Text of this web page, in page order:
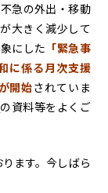
急の外出・移動
大きく減少して
にした 「緊急事
に係る月次支援
開始されていま
の資料等をよくご
ます。今しばら